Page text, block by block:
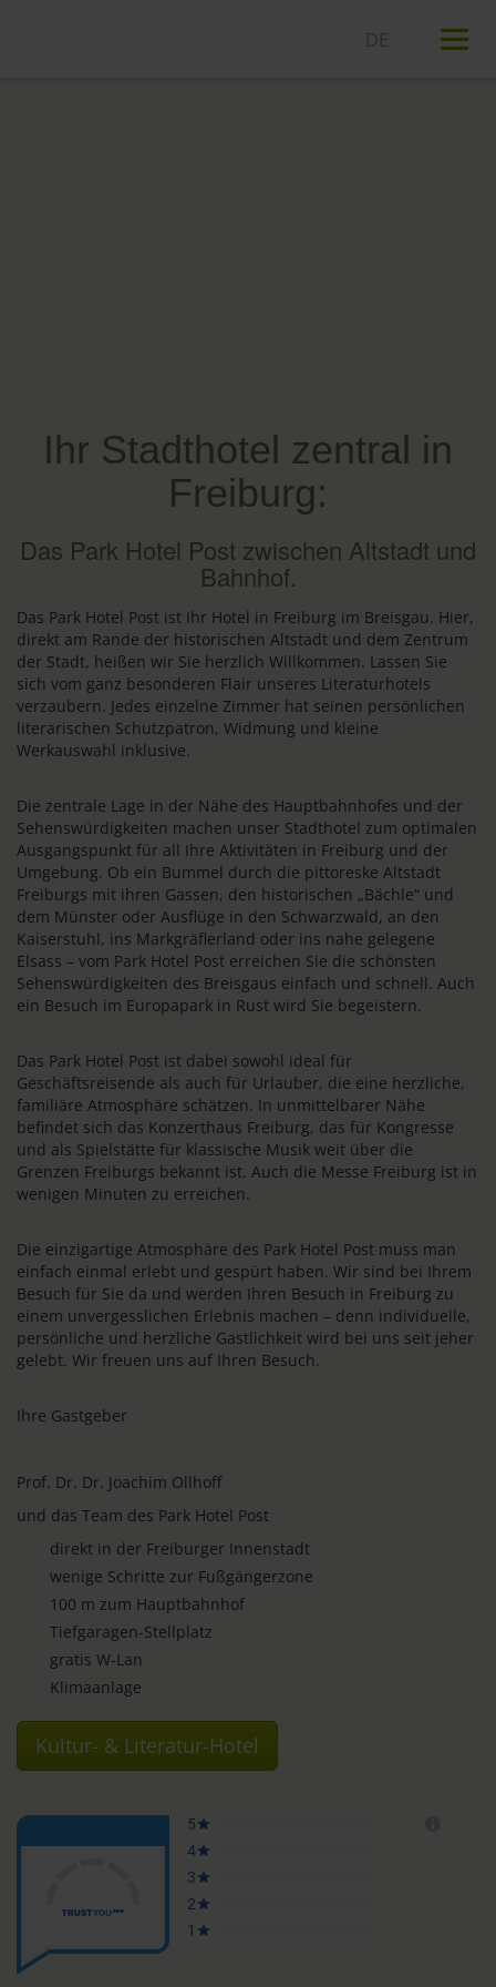
Ihr Stadthotel zentral in
Freiburg:
Das Park Hotel Post zwischen Altstadt und
Bahnhof.
Das Park Hotel Post ist Ihr Hotel in Freiburg im Breisgau. Hier,
direkt am Rande der historischen Altstadt und dem Zentrum
der Stadt, heißen wir Sie herzlich Willkommen. Lassen Sie
sich vom ganz besonderen Flair unseres Literaturhotels
verzaubern. Jedes einzelne Zimmer hat seinen persönlichen
literarischen Schutzpatron, Widmung und kleine
Werkauswahl inklusive.
Die zentrale Lage in der Nähe des Hauptbahnhofes und der
Sehenswürdigkeiten machen unser Stadthotel zum optimalen
Ausgangspunkt für all Ihre Aktivitäten in Freiburg und der
Umgebung. Ob ein Bummel durch die pittoreske Altstadt
Freiburgs mit ihren Gassen, den historischen „Bächle“ und
dem Münster oder Ausflüge in den Schwarzwald, an den
Kaiserstuhl, ins Markgräflerland oder ins nahe gelegene
Elsass – vom Park Hotel Post erreichen Sie die schönsten
Sehenswürdigkeiten des Breisgaus einfach und schnell. Auch
ein Besuch im Europapark in Rust wird Sie begeistern.
Das Park Hotel Post ist dabei sowohl ideal für
Geschäftsreisende als auch für Urlauber, die eine herzliche,
familiäre Atmosphäre schätzen. In unmittelbarer Nähe
befindet sich das Konzerthaus Freiburg, das für Kongresse
und als Spielstätte für klassische Musik weit über die
Grenzen Freiburgs bekannt ist. Auch die Messe Freiburg ist in
wenigen Minuten zu erreichen.
Die einzigartige Atmosphäre des Park Hotel Post muss man
einfach einmal erlebt und gespürt haben. Wir sind bei Ihrem
Besuch für Sie da und werden Ihren Besuch in Freiburg zu
einem unvergesslichen Erlebnis machen – denn individuelle,
persönliche und herzliche Gastlichkeit wird bei uns seit jeher
gelebt. Wir freuen uns auf Ihren Besuch.
Ihre Gastgeber
Prof. Dr. Dr. Joachim Ollhoff
und das Team des Park Hotel Post
direkt in der Freiburger Innenstadt
wenige Schritte zur Fußgängerzone
100 m zum Hauptbahnhof
Tiefgaragen-Stellplatz
gratis W-Lan
Klimaanlage
Kultur- & Literatur-Hotel